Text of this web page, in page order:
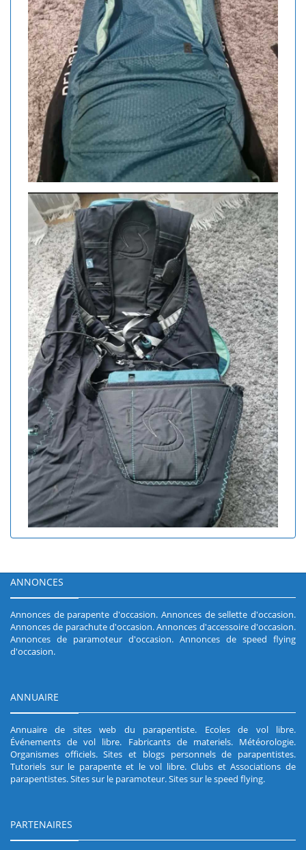
ANNONCES
Annonces de parapente d'occasion. Annonces de sellette d'occasion.
Annonces de parachute d'occasion.Annonces d'accessoire d'occasion.
Annonces de paramoteur d'occasion. Annonces de speed flying
d'occasion.
ANNUAIRE
Annuaire de sites web du parapentiste. Ecoles de vol libre.
Événements de vol libre. Fabricants de materiels. Météorologie.
Organismes officiels.Sites et blogs personnels de parapentistes.
Tutoriels sur le parapente et le vol libre.Clubs et Associations de
parapentistes.Sites sur le paramoteur.Sites sur le speed flying.
PARTENAIRES